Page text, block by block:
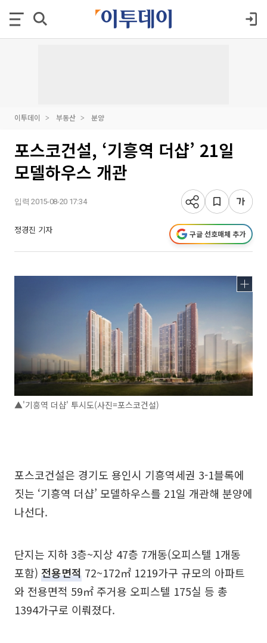
이투데이 부동산 분양
포스코건설, ‘기흥역 더샵’ 21일
모델하우스 개관
입력 2015-08-20 17:34
정경진 기자 구글 선호매체 추가
▲'기흥역 더샵' 투시도(사진=포스코건설)
포스코건설은 경기도 용인시 기흥역세권 3-1블록에
짓는 ‘기흥역 더샵’ 모델하우스를 21일 개관해 분양에
나선다.
단지는 지하 3층~지상 47층 7개동(오피스텔 1개동
포함) 전용면적 72~172㎡ 1219가구 규모의 아파트
와 전용면적 59㎡ 주거용 오피스텔 175실 등 총
1394가구로 이뤄졌다.